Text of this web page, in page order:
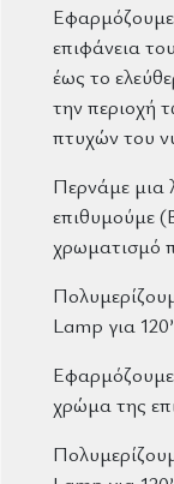
Εφαρμόζουμε
επιφάνεια
έως το
την περιοχή
πτυχών του
Περνάμε μια
επιθυμούμε
χρωματισμό
Lamp για
χρώμα της